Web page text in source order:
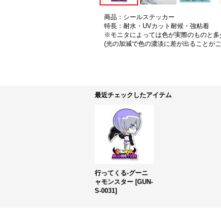
商品：シールステッカー
特長：耐水・UVカット耐候・強粘着
※モニタによっては色が実際のものと
(光の加減で色の濃淡に差が出ることが
最近チェックしたアイテム
行ってくる-グーニ
ャモンスター [GUN-
S-0031]